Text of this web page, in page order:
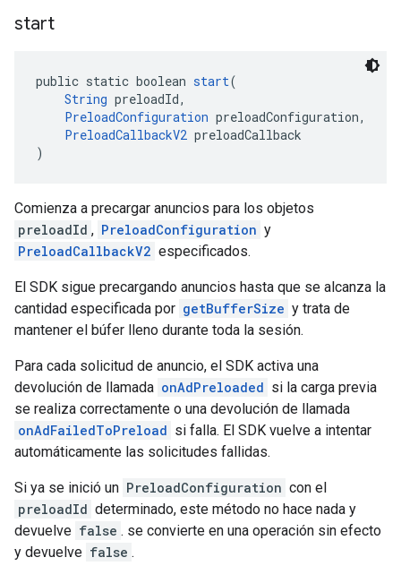
start
public static boolean start(
String preloadId,
PreloadConfiguration preloadConfiguration,
PreloadCallbackV2 preloadCallback
)
Comienza a precargar anuncios para los objetos
preloadId , PreloadConfiguration y
PreloadCallbackV2 especificados.
El SDK sigue precargando anuncios hasta que se alcanza la
cantidad especificada por getBufferSize y trata de
mantener el búfer lleno durante toda la sesión.
Para cada solicitud de anuncio, el SDK activa una
devolución de llamada onAdPreloaded si la carga previa
se realiza correctamente o una devolución de llamada
onAdFailedToPreload si falla. El SDK vuelve a intentar
automáticamente las solicitudes fallidas.
Si ya se inició un PreloadConfiguration con el
preloadId determinado, este método no hace nada y
devuelve false . se convierte en una operación sin efecto
y devuelve false .